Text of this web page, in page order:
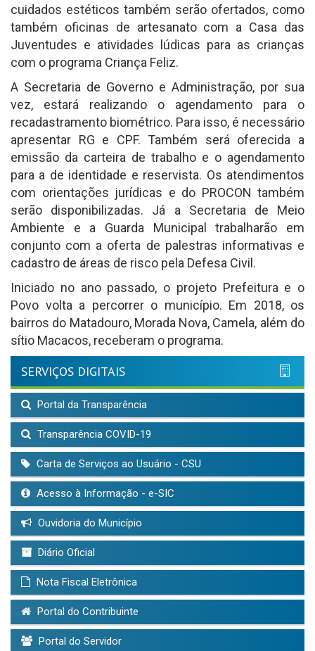
cuidados estéticos também serão ofertados, como
também oficinas de artesanato com a Casa das
Juventudes e atividades lúdicas para as crianças
com o programa Criança Feliz.
A Secretaria de Governo e Administração, por sua
vez, estará realizando o agendamento para o
recadastramento biométrico. Para isso, é necessário
apresentar RG e CPF. Também será oferecida a
emissão da carteira de trabalho e o agendamento
para a de identidade e reservista. Os atendimentos
com orientações jurídicas e do PROCON também
serão disponibilizadas. Já a Secretaria de Meio
Ambiente e a Guarda Municipal trabalharão em
conjunto com a oferta de palestras informativas e
cadastro de áreas de risco pela Defesa Civil.
Iniciado no ano passado, o projeto Prefeitura e o
Povo volta a percorrer o município. Em 2018, os
bairros do Matadouro, Morada Nova, Camela, além do
sítio Macacos, receberam o programa.
SERVIÇOS DIGITAIS
Portal da Transparência
Transparência COVID-19
Carta de Serviços ao Usuário - CSU
Acesso à Informação - e-SIC
Ouvidoria do Município
Diário Oficial
Nota Fiscal Eletrônica
Portal do Contribuinte
Portal do Servidor